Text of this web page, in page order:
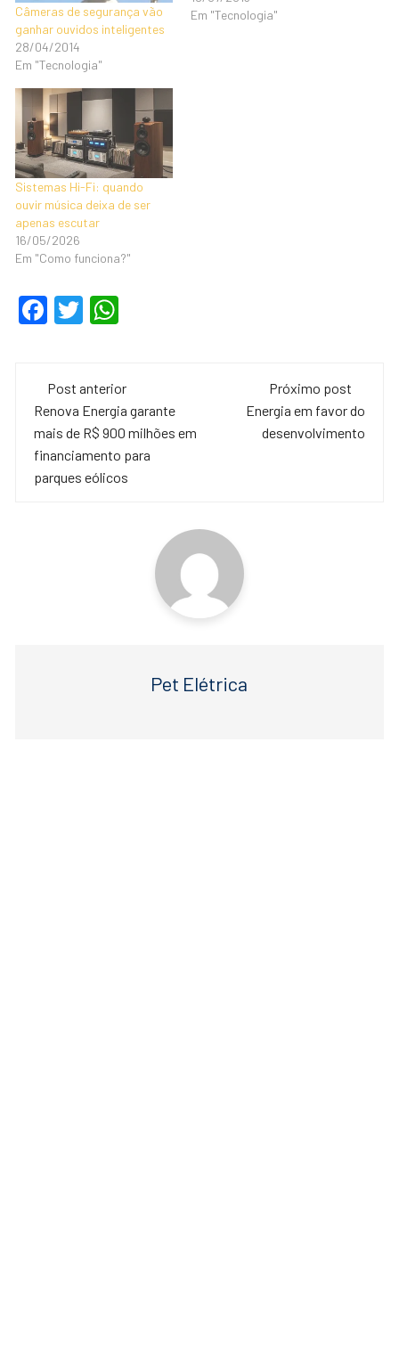
Câmeras de segurança vão
ganhar ouvidos inteligentes
28/04/2014
Em "Tecnologia"
Em "Tecnologia"
Sistemas Hi-Fi: quando
ouvir música deixa de ser
apenas escutar
16/05/2026
Em "Como funciona?"
F
e
b
o
o
T
er s
A
p
p
Navegação
de
post
Post anterior
Renova Energia garante
mais de R$ 900 milhões em
financiamento para
parques eólicos
Próximo post
Energia em favor do
desenvolvimento
Pet Elétrica